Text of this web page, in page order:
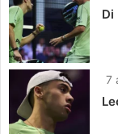
Di
7